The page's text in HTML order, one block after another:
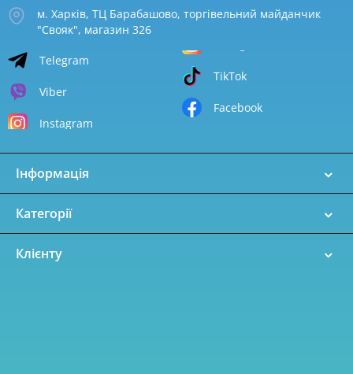
м. Харків, ТЦ Барабашово, торгівельний майданчик
"Свояк", магазин 326
Telegram
Viber
Instagram
TikTok
Facebook
Інформація
Категорії
Клієнту